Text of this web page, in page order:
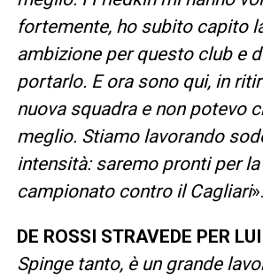
fortemente, ho subito capito
ambizione per questo club e
portarlo. E ora sono qui, in
nuova squadra e non potevo
meglio. Stiamo lavorando
intensità: saremo pronti per
campionato contro il Cagliari».
DE ROSSI STRAVEDE PER LUI
Spinge tanto, è un grande